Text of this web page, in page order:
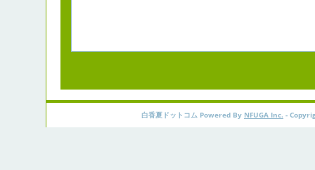
白香夏ドットコム Powered By NFUGA Inc. -